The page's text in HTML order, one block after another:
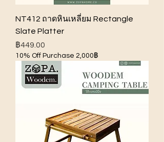
NT412 ถาดหินเหลี่ยม Rectangle
Slate Platter
ราคา
฿449.00
10% Off Purchase 2,000฿